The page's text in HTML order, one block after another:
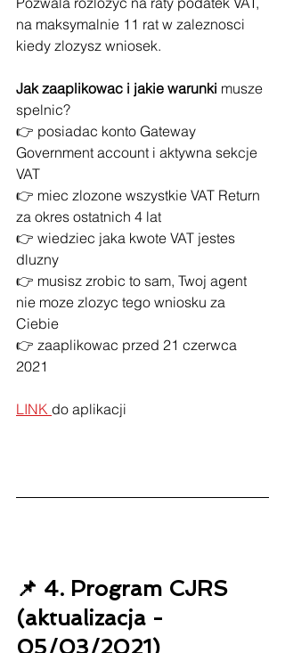
na maksymalnie 11 rat w zaleznosci
kiedy zlozysz wniosek.
Jak zaaplikowac i jakie warunki musze
spelnic?
👉 posiadac konto Gateway
Government account i aktywna sekcje
VAT
👉 miec zlozone wszystkie VAT Return
za okres ostatnich 4 lat
👉 wiedziec jaka kwote VAT jestes
dluzny
👉 musisz zrobic to sam, Twoj agent
nie moze zlozyc tego wniosku za
Ciebie
👉 zaaplikowac przed 21 czerwca
2021
LINK do aplikacji
📌 4. Program CJRS
(aktualizacja -
05/03/2021)